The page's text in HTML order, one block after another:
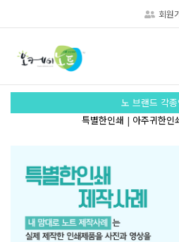
회원
노 브랜드 각
특별한인쇄 | 아주귀한인